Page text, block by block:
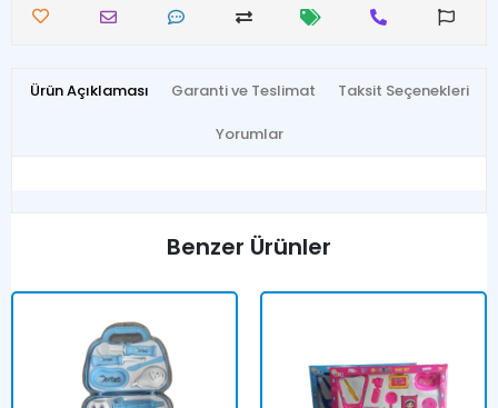
Ürün Açıklaması Garanti ve Teslimat Taksit Seçenekleri
Yorumlar
Benzer Ürünler